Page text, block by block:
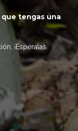
que tengas una
¡Espéralas